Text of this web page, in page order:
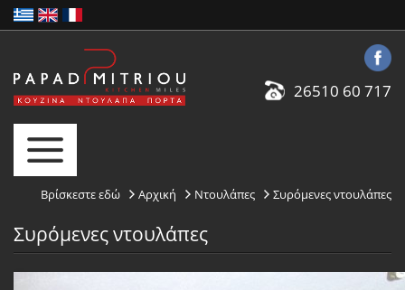
26510 60 717
Βρίσκεστε εδώ Αρχική Ντουλάπες Συρόμενες ντουλάπες
Συρόμενες ντουλάπες